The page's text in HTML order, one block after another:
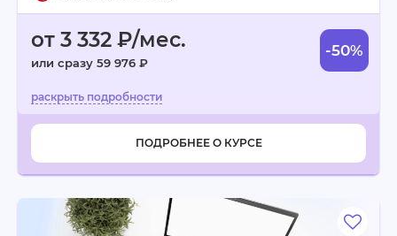
от 3 332 ₽/мес.
или сразу 59 976 ₽
-50%
ПОДРОБНЕЕ О КУРСЕ